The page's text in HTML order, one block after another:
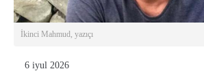
İkinci Mahmud, yazıçı
6 iyul 2026